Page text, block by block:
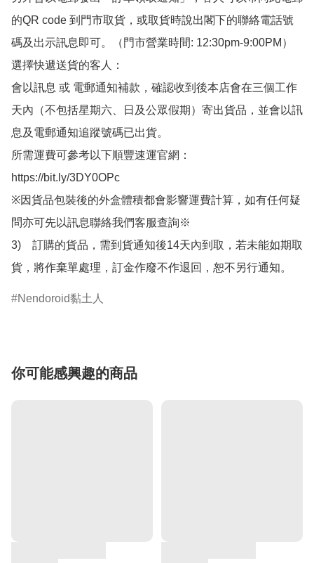
的QR code 到門市取貨，或取貨時說出閣下的聯絡電話號
碼及出示訊息即可。（門市營業時間: 12:30pm-9:00PM）
選擇快遞送貨的客人：
會以訊息 或 電郵通知補款，確認收到後本店會在三個工作
天內（不包括星期六、日及公眾假期）寄出貨品，並會以訊
息及電郵通知追蹤號碼已出貨。
所需運費可參考以下順豐速運官網：
https://bit.ly/3DY0OPc
※因貨品包裝後的外盒體積都會影響運費計算，如有任何疑
問亦可先以訊息聯絡我們客服查詢※
3)　訂購的貨品，需到貨通知後14天內到取，若未能如期取
貨，將作棄單處理，訂金作廢不作退回，恕不另行通知。
Nendoroid黏土人
你可能感興趣的商品